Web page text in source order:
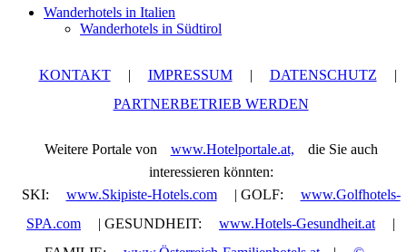
Wanderhotels in Italien
Wanderhotels in Südtirol
KONTAKT | IMPRESSUM | DATENSCHUTZ
|
PARTNERBETRIEB WERDEN
Weitere Portale von www.Hotelportale.at,
die Sie auch
interessieren könnten:
SKI:
www.Skipiste-Hotels.com | GOLF:
www.Golfhotels-
SPA.com
| GESUNDHEIT: www.Hotels-Gesundheit.at
|